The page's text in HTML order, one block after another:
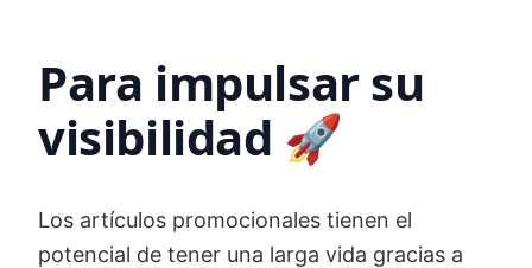
Para impulsar su
visibilidad 🚀
Los artículos promocionales tienen el
potencial de tener una larga vida gracias a